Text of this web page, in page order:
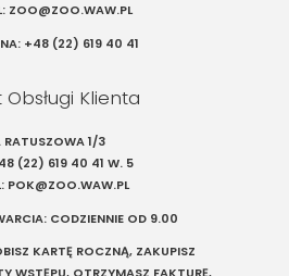
ZOO@ZOO.WAW.PL
+48 (22) 619 40 41
Obsługi Klienta
RATUSZOWA 1/3
(22) 619 40 41 W. 5
POK@ZOO.WAW.PL
CODZIENNIE OD 9.00
KARTĘ ROCZNĄ, ZAKUPISZ